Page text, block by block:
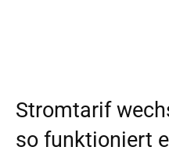
Stromtarif
so funktioniert